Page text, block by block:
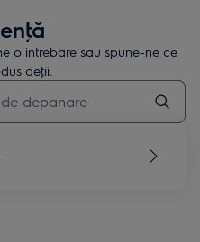
o întrebare sau spune-ne ce
deţii.